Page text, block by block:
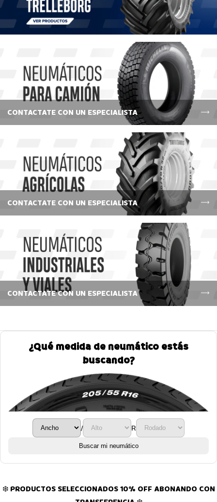
CONTACTATE CON UN ESPECIALISTA
CONTACTATE CON UN ESPECIALISTA
CONTACTATE CON UN ESPECIALISTA
¿Qué medida de neumático estás
buscando?
/ R
Buscar mi neumático
❄️ PRODUCTOS SELECCIONADOS 10% OFF ABONANDO CON